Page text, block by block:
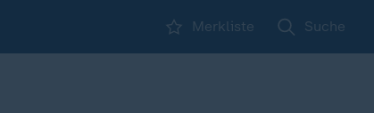
Merkliste Suche